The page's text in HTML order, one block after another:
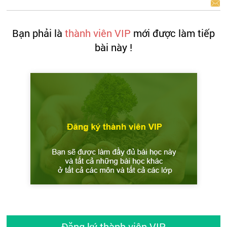
Bạn phải là thành viên VIP mới được làm tiếp
bài này !